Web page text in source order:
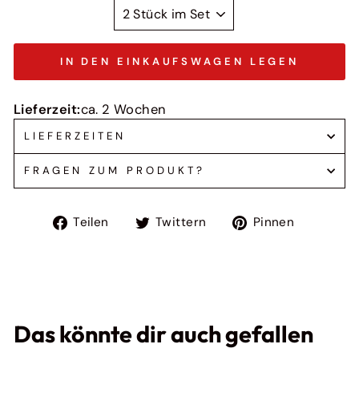
IN DEN EINKAUFSWAGEN LEGEN
Lieferzeit:ca. 2 Wochen
LIEFERZEITEN
FRAGEN ZUM PRODUKT?
Teilen
Auf
Twittern
Auf
Pinnen
Das könnte dir auch gefallen